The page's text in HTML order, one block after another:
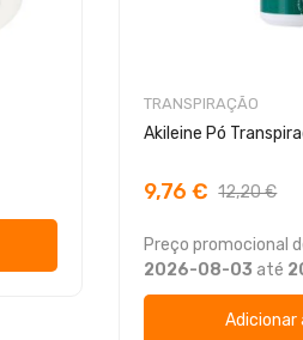
TRANSPIRAÇÃO
Akileine Pó
9,76 € 12,20 €
Preço promocional
2026-08-03 até
Adicionar